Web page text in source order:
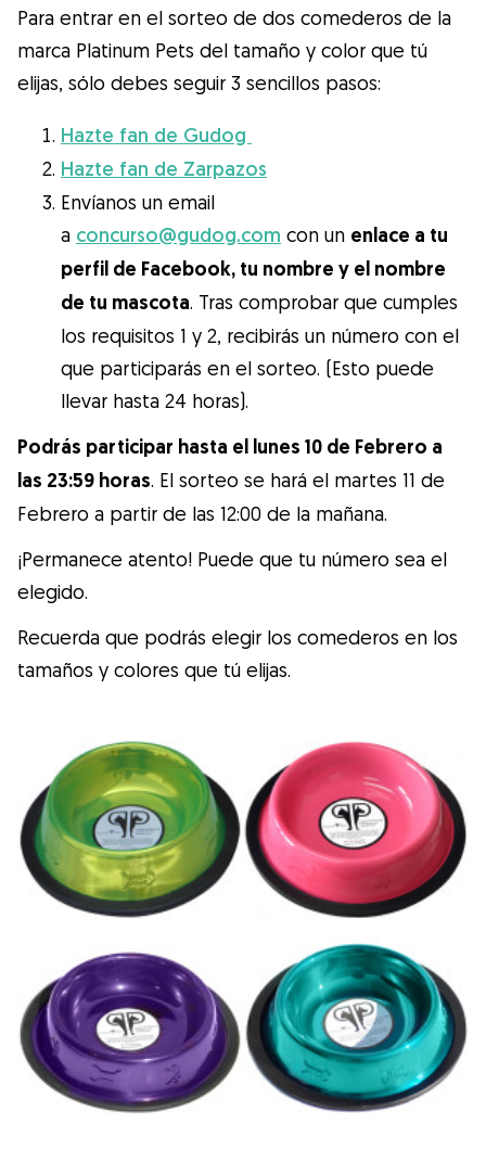
Para entrar en el sorteo de dos comederos de la
marca Platinum Pets del tamaño y color que tú
elijas, sólo debes seguir 3 sencillos pasos:
Hazte fan de Gudog
Hazte fan de Zarpazos
Envíanos un email
a concurso@gudog.com con un enlace a tu
perfil de Facebook, tu nombre y el nombre
de tu mascota. Tras comprobar que cumples
los requisitos 1 y 2, recibirás un número con el
que participarás en el sorteo. (Esto puede
llevar hasta 24 horas).
Podrás participar hasta el lunes 10 de Febrero a
las 23:59 horas. El sorteo se hará el martes 11 de
Febrero a partir de las 12:00 de la mañana.
¡Permanece atento! Puede que tu número sea el
elegido.
Recuerda que podrás elegir los comederos en los
tamaños y colores que tú elijas.